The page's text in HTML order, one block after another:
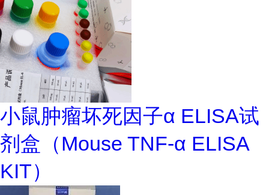
小鼠肿瘤坏死因子α ELISA试
剂盒（Mouse TNF-α ELISA
KIT）